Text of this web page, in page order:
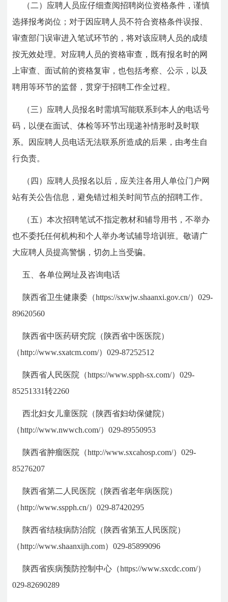
（二）应聘人员应仔细查阅招聘岗位资格条件，谨慎
选择报考岗位；对于因应聘人员不符合资格条件误报、
审查部门误审进入笔试环节的，将对该应聘人员的成绩
按无效处理。对应聘人员的资格审查，既有报名时的网
上审查、面试前的资格复审，也包括考察、公示，以及
聘用等环节的监督，贯穿于招聘工作全过程。
（三）应聘人员报名时需填写能联系到本人的电话号
码，以便在面试、体检等环节出现递补情形时及时联
系。因应聘人员电话无法联系所造成的后果，由考生自
行负责。
（四）应聘人员报名以后，应关注各用人单位门户网
站有关公告信息，避免错过相关时间节点的招聘工作。
（五）本次招聘笔试不指定教材和辅导用书，不举办
也不委托任何机构和个人举办考试辅导培训班。敬请广
大应聘人员提高警惕，切勿上当受骗。
五、各单位网址及咨询电话
陕西省卫生健康委（https://sxwjw.shaanxi.gov.cn/）029-
89620560
陕西省中医药研究院（陕西省中医医院）
（http://www.sxatcm.com/）029-87252512
陕西省人民医院（https://www.spph-sx.com/）029-
85251331转2260
西北妇女儿童医院（陕西省妇幼保健院）
（http://www.nwwch.com/）029-89550953
陕西省肿瘤医院（http://www.sxcahosp.com/）029-
85276207
陕西省第二人民医院（陕西省老年病医院）
（http://www.sspph.cn/）029-87420295
陕西省结核病防治院（陕西省第五人民医院）
（http://www.shaanxijh.com）029-85899096
陕西省疾病预防控制中心（https://www.sxcdc.com/）
029-82690289